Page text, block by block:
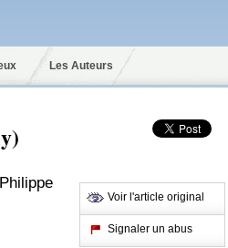
Les Auteurs
Voir l'article original
Signaler un abus